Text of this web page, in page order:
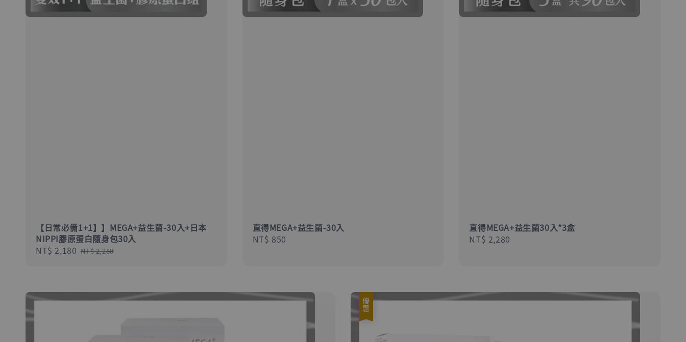
【日常必備1+1】】MEGA+益生菌-30入+日本
NIPPI膠原蛋白隨身包30入
Sale
NT$ 2,180 Regular
NT$ 2,280
直得MEGA+益生菌-30入
Regular
NT$ 850
直得MEGA+益生菌30入*3盒
Regular
NT$ 2,280
優惠